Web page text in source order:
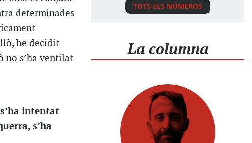
determinades
he decidit
no s’ha ventilat
intentat
s’ha
TOTS ELS NÚMEROS
La columna